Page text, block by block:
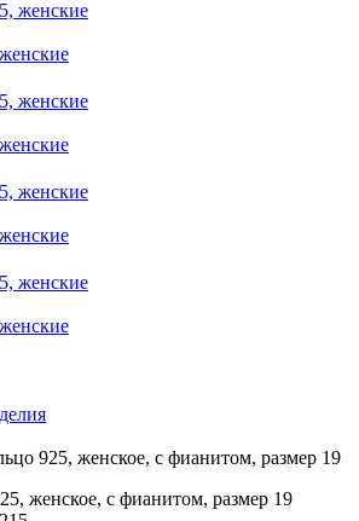
925, женское, с фианитом, размер 19
женское, с фианитом, размер 19